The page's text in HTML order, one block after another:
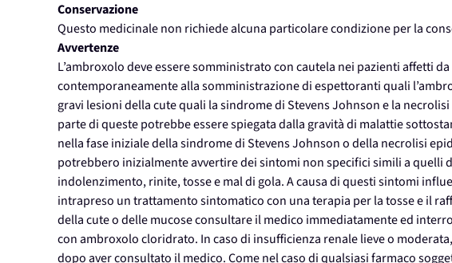
Conservazione
Questo medicinale non richiede alcuna particolare condizione per la
Avvertenze
L’ambroxolo deve essere somministrato con cautela nei pazienti affetti
contemporaneamente alla somministrazione di espettoranti quali
gravi lesioni della cute quali la sindrome di Stevens Johnson e la
parte di queste potrebbe essere spiegata dalla gravità di malattie
nella fase iniziale della sindrome di Stevens Johnson o della necrolisi
potrebbero inizialmente avvertire dei sintomi non specifici simili a quelli
indolenzimento, rinite, tosse e mal di gola. A causa di questi sintomi
intrapreso un trattamento sintomatico con una terapia per la tosse e il
della cute o delle mucose consultare il medico immediatamente ed
con ambroxolo cloridrato. In caso di insufficienza renale lieve o moderata,
dopo aver consultato il medico. Come nel caso di qualsiasi farmaco